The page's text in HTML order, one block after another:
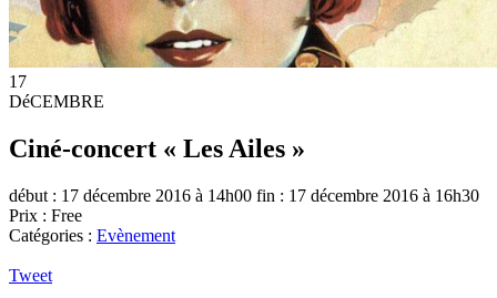
17
DéCEMBRE
Ciné-concert « Les Ailes »
début : 17 décembre 2016 à 14h00 fin : 17 décembre 2016 à 16h30
Prix : Free
Catégories : Evènement
Tweet